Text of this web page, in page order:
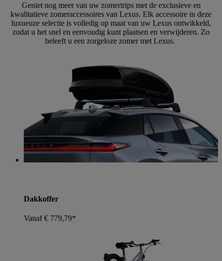
Geniet nog meer van uw zomertrips met de exclusieve en
kwalitatieve zomeraccessoires van Lexus. Elk accessoire in deze
luxueuze selectie is volledig op maat van uw Lexus ontwikkeld,
zodat u het snel en eenvoudig kunt plaatsen en verwijderen. Zo
beleeft u een zorgeloze zomer met Lexus.
Dakkoffer
Vanaf € 779,79*